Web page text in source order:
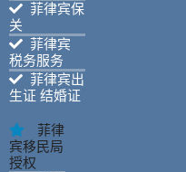
菲律宾保
关
菲律宾
税务服务
菲律宾出
生证 结婚证
菲律
宾移民局
授权